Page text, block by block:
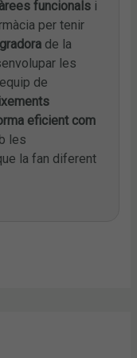
funcionals i
per tenir
de la
les
de
eficient com
les
la fan diferent